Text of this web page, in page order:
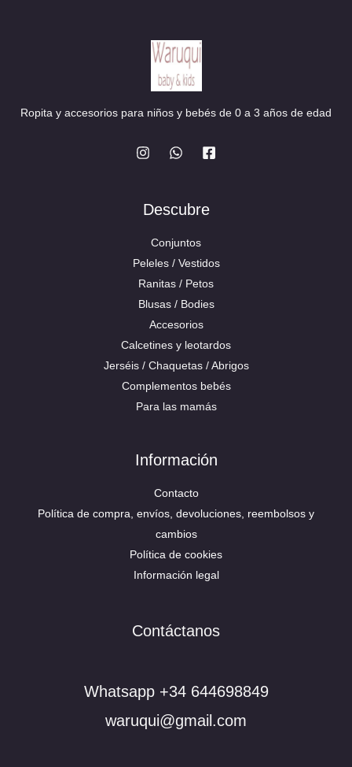
Ropita y accesorios para niños y bebés de 0 a 3 años de edad
Descubre
Conjuntos
Peleles / Vestidos
Ranitas / Petos
Blusas / Bodies
Accesorios
Calcetines y leotardos
Jerséis / Chaquetas / Abrigos
Complementos bebés
Para las mamás
Información
Contacto
Política de compra, envíos, devoluciones, reembolsos y
cambios
Política de cookies
Información legal
Contáctanos
Whatsapp +34 644698849
waruqui@gmail.com